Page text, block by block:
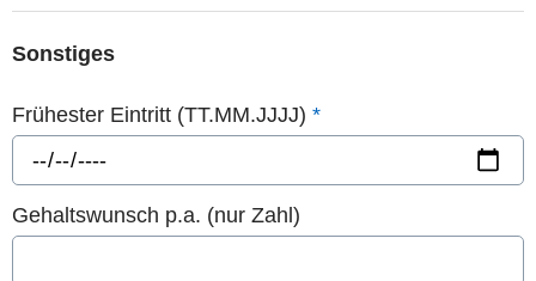
Sonstiges
Frühester Eintritt (TT.MM.JJJJ) *
Gehaltswunsch p.a. (nur Zahl)